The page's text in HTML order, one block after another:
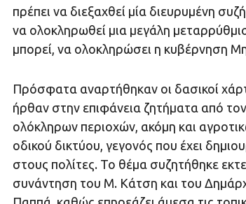
πρέπει να διεξαχθεί μία διευρυμένη
να ολοκληρωθεί μια μεγάλη
μπορεί, να ολοκληρώσει η κυβέρνηση
Πρόσφατα αναρτήθηκαν οι δασικοί
ήρθαν στην επιφάνεια ζητήματα από
ολόκληρων περιοχών, ακόμη και
οδικού δικτύου, γεγονός που έχει
στους πολίτες. Το θέμα συζητήθηκε
συνάντηση του Μ. Κάτση και του